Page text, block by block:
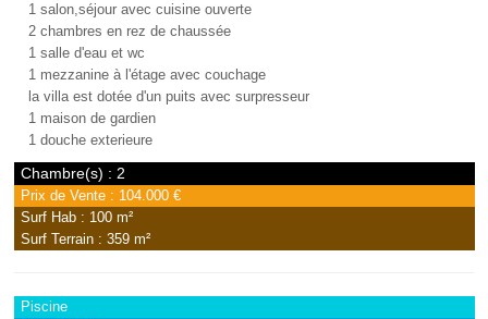
1 salon,séjour avec cuisine ouverte
2 chambres en rez de chaussée
1 salle d'eau et wc
1 mezzanine à l'étage avec couchage
la villa est dotée d'un puits avec surpresseur
1 maison de gardien
1 douche exterieure
Chambre(s) : 2
Prix de Vente : 104.000 €
Surf Hab : 100 m²
Surf Terrain : 359 m²
Piscine